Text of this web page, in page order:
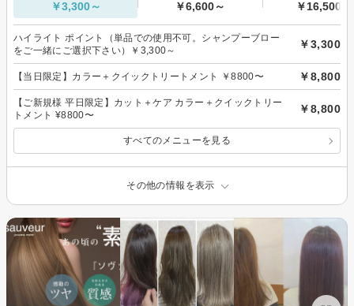
￥3,300～ ￥6,600～ ￥16,500～
ハイライト ポイント（単品での使用不可。シャンプーブロー
をご一緒にご選択下さい）￥3,300～
￥3,300
【当日限定】カラー＋クイックトリートメント ￥8800〜 ￥8,800
【ご新規様 平日限定】カット＋ケア カラー＋クイックトリー
トメント ¥8800〜
￥8,800
すべてのメニューを見る
その他の情報を表示